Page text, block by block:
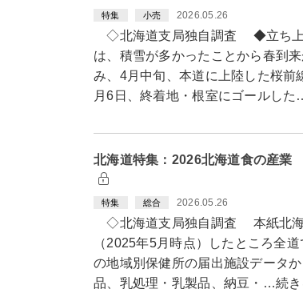
特集 小売 2026.05.26
◇北海道支局独自調査 ◆立ち上
は、積雪が多かったことから春到
み、4月中旬、本道に上陸した桜
月6日、終着地・根室にゴールし
北海道特集：2026北海道食の産
特集 総合 2026.05.26
◇北海道支局独自調査 本紙北海
（2025年5月時点）したところ全
の地域別保健所の届出施設データ
品、乳処理・乳製品、納豆・…続き